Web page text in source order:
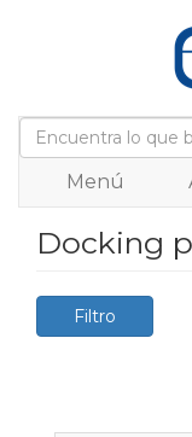
Menú
Docking
Filtro